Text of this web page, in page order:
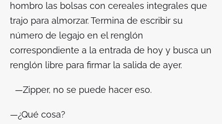
hombro las bolsas con cereales integrales que
trajo para almorzar. Termina de escribir su
número de legajo en el renglón
correspondiente a la entrada de hoy y busca un
renglón libre para firmar la salida de ayer.
—Zipper, no se puede hacer eso.
—¿Qué cosa?